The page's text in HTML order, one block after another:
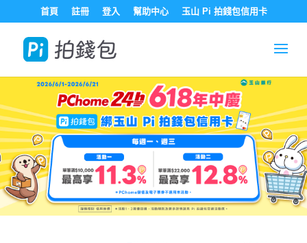
首頁 註冊 登入 幫助中心 玉山 Pi 拍錢包信用卡